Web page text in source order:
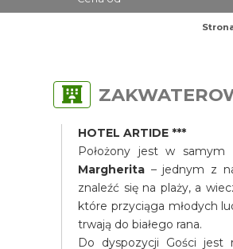
HOTEL ARTIDE ***
Położony jest w samym
Margherita – jednym z
znaleźć się na plaży, a
które przyciąga młodych
trwają do białego rana.
Do dyspozycji Gości jest